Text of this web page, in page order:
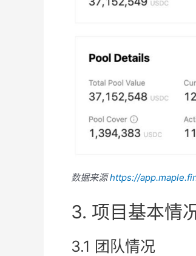
数据来源 https://
3. 项目基本情
3.1 团队情况